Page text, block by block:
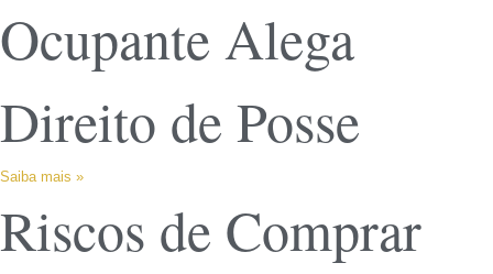
Ocupante Alega
Direito de Posse
Saiba mais »
Riscos de Comprar